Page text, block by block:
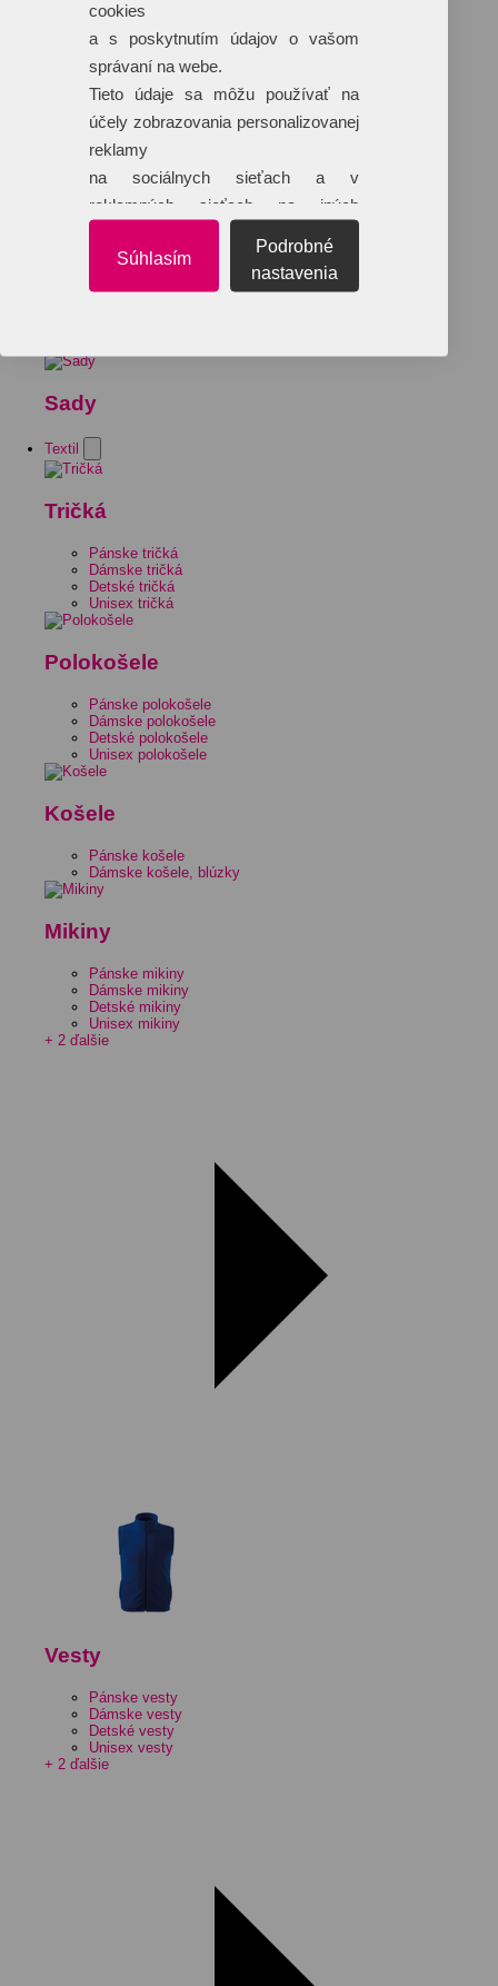
Sady
Textil
Tričká
Pánske tričká
Dámske tričká
Detské tričká
Unisex tričká
Polokošele
Pánske polokošele
Dámske polokošele
Detské polokošele
Unisex polokošele
Košele
Pánske košele
Dámske košele, blúzky
Mikiny
Pánske mikiny
Dámske mikiny
Detské mikiny
Unisex mikiny
+ 2 ďalšie
Vesty
Pánske vesty
Dámske vesty
Detské vesty
Unisex vesty
+ 2 ďalšie
cookies
a s poskytnutím údajov o vašom
správaní na webe.
Tieto údaje sa môžu používať na
účely zobrazovania personalizovanej
reklamy
na sociálnych sieťach a v
reklamných sieťach na iných
Súhlasím
Podrobné
nastavenia